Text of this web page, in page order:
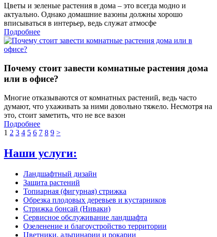
Цветы и зеленые растения в дома – это всегда модно и
актуально. Однако домашние вазоны должны хорошо
вписываться в интерьер, ведь служат атмосфе
Подробнее
Почему стоит завести комнатные растения дома
или в офисе?
Многие отказываются от комнатных растений, ведь часто
думают, что ухаживать за ними довольно тяжело. Несмотря на
это, стоит заметить, что не все вазон
Подробнее
1 2 3 4 5 6 7 8 9 >
Наши услуги:
Ландшафтный дизайн
Защита растений
Топиарная (фигурная) стрижка
Обрезка плодовых деревьев и кустарников
Стрижка бонсай (Ниваки)
Сервисное обслуживание ландшафта
Озеленение и благоустройство территории
Цветники, альпинарии и рокарии